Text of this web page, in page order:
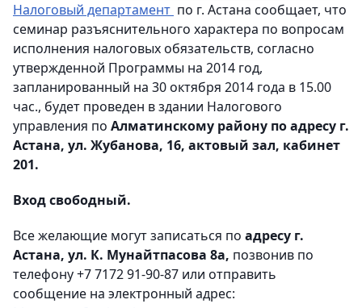
Налоговый департамент по г. Астана сообщает, что
семинар разъяснительного характера по вопросам
исполнения налоговых обязательств, согласно
утвержденной Программы на 2014 год,
запланированный на 30 октября 2014 года в 15.00
час., будет проведен в здании Налогового
управления по Алматинскому району по адресу г.
Астана, ул. Жубанова, 16, актовый зал, кабинет
201.
Вход свободный.
Все желающие могут записаться по адресу г.
Астана, ул. К. Мунайтпасова 8а, позвонив по
телефону +7 7172 91-90-87 или отправить
сообщение на электронный адрес: